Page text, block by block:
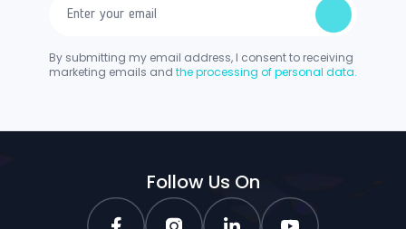
By submitting my email address, I consent to receiving
marketing emails and the processing of personal data.
Follow Us On